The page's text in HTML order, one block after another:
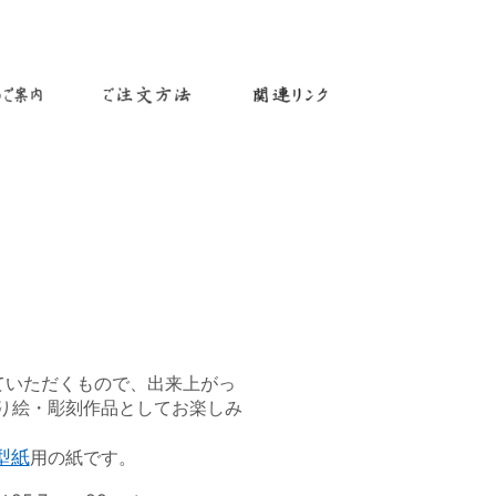
ただくもので、出来上がっ
絵・彫刻作品としてお楽しみ
紙用の紙です。